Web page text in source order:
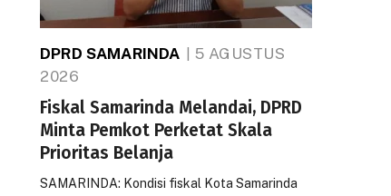
DPRD SAMARINDA
5 AGUSTUS
2026
Fiskal Samarinda Melandai, DPRD
Minta Pemkot Perketat Skala
Prioritas Belanja
SAMARINDA: Kondisi fiskal Kota Samarinda